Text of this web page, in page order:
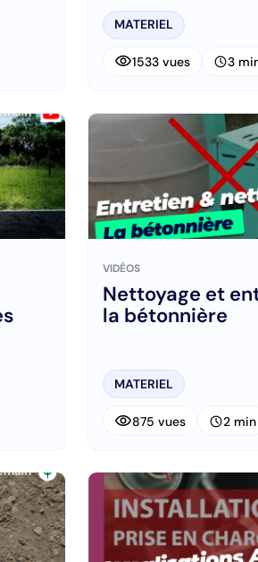
MATERIEL
visibility1533 vues schedule3
VIDÉOS
Nettoyage et
la bétonnière
MATERIEL
visibility875 vues schedule2 min